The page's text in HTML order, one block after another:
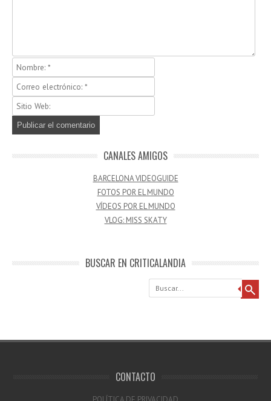
CANALES AMIGOS
BARCELONA VIDEOGUIDE
FOTOS POR EL MUNDO
VÍDEOS POR EL MUNDO
VLOG: MISS SKATY
BUSCAR EN CRITICALANDIA
Buscar
CONTACTO